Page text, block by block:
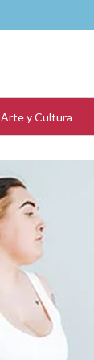
Arte y Cultura